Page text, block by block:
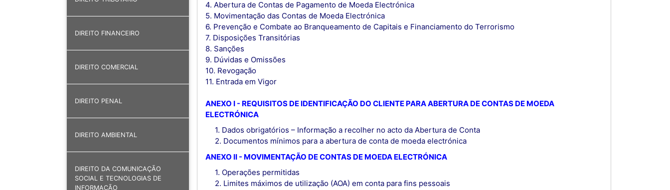
DIREITO FINANCEIRO
DIREITO COMERCIAL
DIREITO PENAL
DIREITO AMBIENTAL
DIREITO DA COMUNICAÇÃO
SOCIAL E TECNOLOGIAS DE
INFORMAÇÃO
4. Abertura de Contas de Pagamento de Moeda Electrónica
5. Movimentação das Contas de Moeda Electrónica
6. Prevenção e Combate ao Branqueamento de Capitais e Financiamento do Terrorismo
7. Disposições Transitórias
8. Sanções
9. Dúvidas e Omissões
10. Revogação
11. Entrada em Vigor
ANEXO I - REQUISITOS DE IDENTIFICAÇÃO DO CLIENTE PARA ABERTURA DE CONTAS DE MOEDA
ELECTRÓNICA
1. Dados obrigatórios – Informação a recolher no acto da Abertura de Conta
2. Documentos mínimos para a abertura de conta de moeda electrónica
ANEXO II - MOVIMENTAÇÃO DE CONTAS DE MOEDA ELECTRÓNICA
1. Operações permitidas
2. Limites máximos de utilização (AOA) em conta para fins pessoais